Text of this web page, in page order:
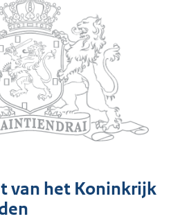
van het Koninkrijk